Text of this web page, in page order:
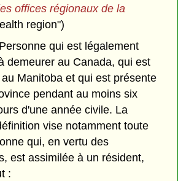
offices régionaux de la
region")
qui est légalement
demeurer au Canada, qui est
Manitoba et qui est présente
pendant au moins six
d'une année civile. La
vise notamment toute
qui, en vertu des
est assimilée à un résident,
: